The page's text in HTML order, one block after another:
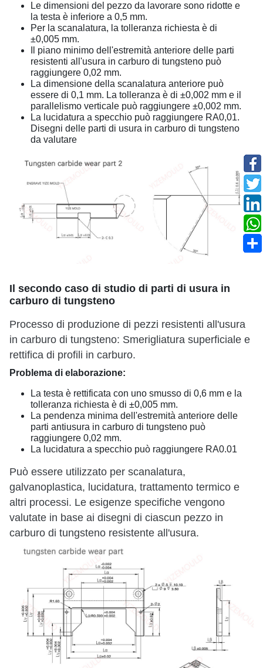
Le dimensioni del pezzo da lavorare sono ridotte e
la testa è inferiore a 0,5 mm.
Per la scanalatura, la tolleranza richiesta è di
±0,005 mm.
Il piano minimo dell'estremità anteriore delle parti
resistenti all'usura in carburo di tungsteno può
raggiungere 0,02 mm.
La dimensione della scanalatura anteriore può
essere di 0,1 mm. La tolleranza è di ±0,002 mm e il
parallelismo verticale può raggiungere ±0,002 mm.
La lucidatura a specchio può raggiungere RA0,01.
Disegni delle parti di usura in carburo di tungsteno
da valutare
Il secondo caso di studio di parti di usura in
carburo di tungsteno
Processo di produzione di pezzi resistenti all'usura
in carburo di tungsteno: Smerigliatura superficiale e
rettifica di profili in carburo.
Problema di elaborazione:
La testa è rettificata con uno smusso di 0,6 mm e la
tolleranza richiesta è di ±0,005 mm.
La pendenza minima dell'estremità anteriore delle
parti antiusura in carburo di tungsteno può
raggiungere 0,02 mm.
La lucidatura a specchio può raggiungere RA0.01
Può essere utilizzato per scanalatura,
galvanoplastica, lucidatura, trattamento termico e
altri processi. Le esigenze specifiche vengono
valutate in base ai disegni di ciascun pezzo in
carburo di tungsteno resistente all'usura.